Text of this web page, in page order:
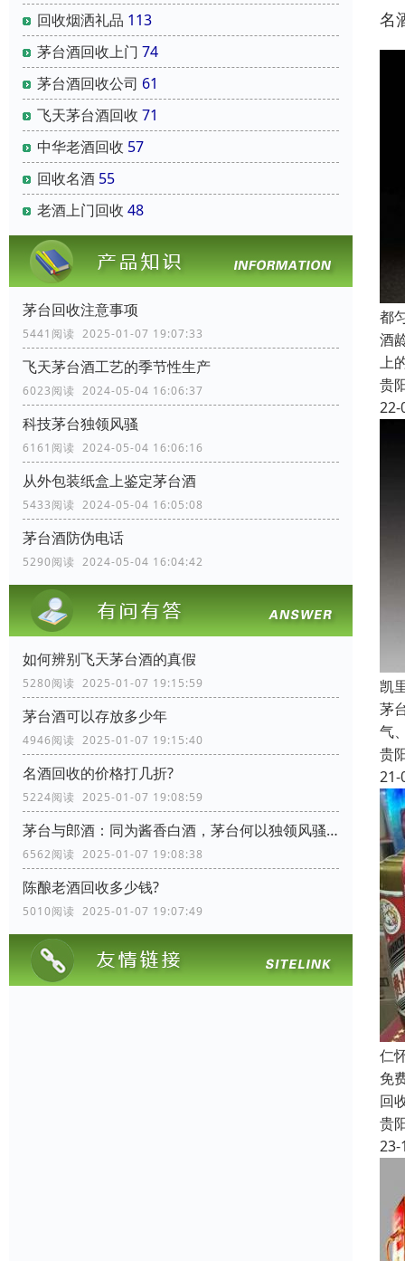
回收烟洒礼品 113
茅台酒回收上门 74
茅台酒回收公司 61
飞天茅台酒回收 71
中华老酒回收 57
回收名酒 55
老酒上门回收 48
茅台回收注意事项
5441阅读 2025-01-07 19:07:33
飞天茅台酒工艺的季节性生产
6023阅读 2024-05-04 16:06:37
科技茅台独领风骚
6161阅读 2024-05-04 16:06:16
从外包装纸盒上鉴定茅台酒
5433阅读 2024-05-04 16:05:08
茅台酒防伪电话
5290阅读 2024-05-04 16:04:42
如何辨别飞天茅台酒的真假
5280阅读 2025-01-07 19:15:59
茅台酒可以存放多少年
4946阅读 2025-01-07 19:15:40
名酒回收的价格打几折?
5224阅读 2025-01-07 19:08:59
茅台与郎酒：同为酱香白酒，茅台何以独领风骚？
6562阅读 2025-01-07 19:08:38
陈酿老酒回收多少钱?
5010阅读 2025-01-07 19:07:49
名
都
酒
上
贵
22-
凯
茅
气
贵
21-
仁
免
回
贵
23-